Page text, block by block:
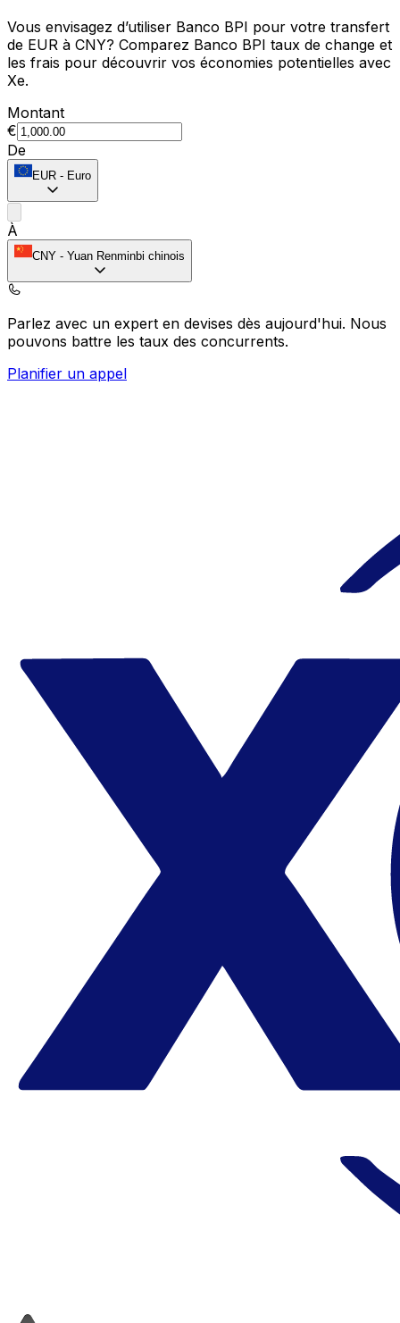
Vous envisagez d’utiliser Banco BPI pour votre transfert
de EUR à CNY? Comparez Banco BPI taux de change et
les frais pour découvrir vos économies potentielles avec
Xe.
Montant
€
De
EUR - Euro
À
CNY - Yuan Renminbi chinois
Parlez avec un expert en devises dès aujourd'hui. Nous
pouvons battre les taux des concurrents.
Planifier un appel